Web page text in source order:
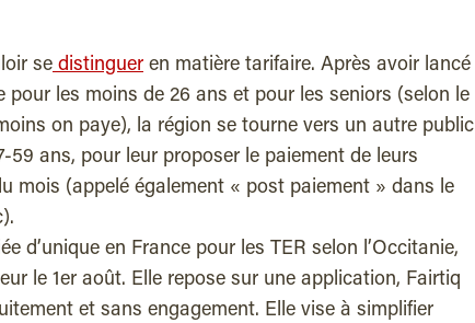
se distinguer en matière tarifaire. Après avoir lancé
pour les moins de 26 ans et pour les seniors (selon le
on paye), la région se tourne vers un autre public
59 ans, pour leur proposer le paiement de leurs
mois (appelé également « post paiement » dans le
d’unique en France pour les TER selon l’Occitanie,
le 1er août. Elle repose sur une application, Fairtiq
et sans engagement. Elle vise à simplifier